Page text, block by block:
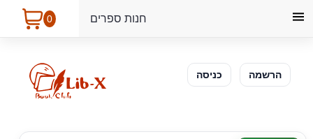
0 חנות ספרים
כניסה הרשמה